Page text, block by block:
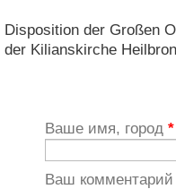
Disposition der Großen
der Kilianskirche
Ваше имя, город *
Ваш